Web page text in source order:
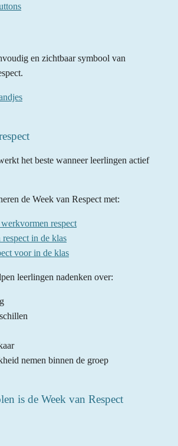
en zichtbaar symbool van
het beste wanneer leerlingen actief
de Week van Respect met:
respect
in de klas
voor in de klas
leerlingen nadenken over:
nemen binnen de groep
is de Week van Respect